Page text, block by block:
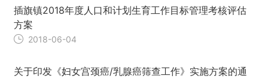
插旗镇2018年度人口和计划生育工作目标管理考核评估
方案
2018-06-04
关于印发《妇女宫颈癌/乳腺癌筛查工作》实施方案的通